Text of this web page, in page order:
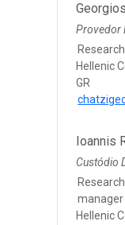
Provedor
Hellenic
GR
Ioannis
Custódio
manager
Hellenic